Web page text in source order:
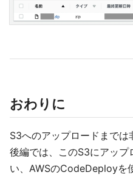
おわりに
S3へのアップロードまでは
後編では、このS3にアッ
い、AWSのCodeDeployを